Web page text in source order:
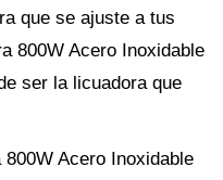
que se ajuste a tus
800W Acero Inoxidable
ser la licuadora que
Acero Inoxidable